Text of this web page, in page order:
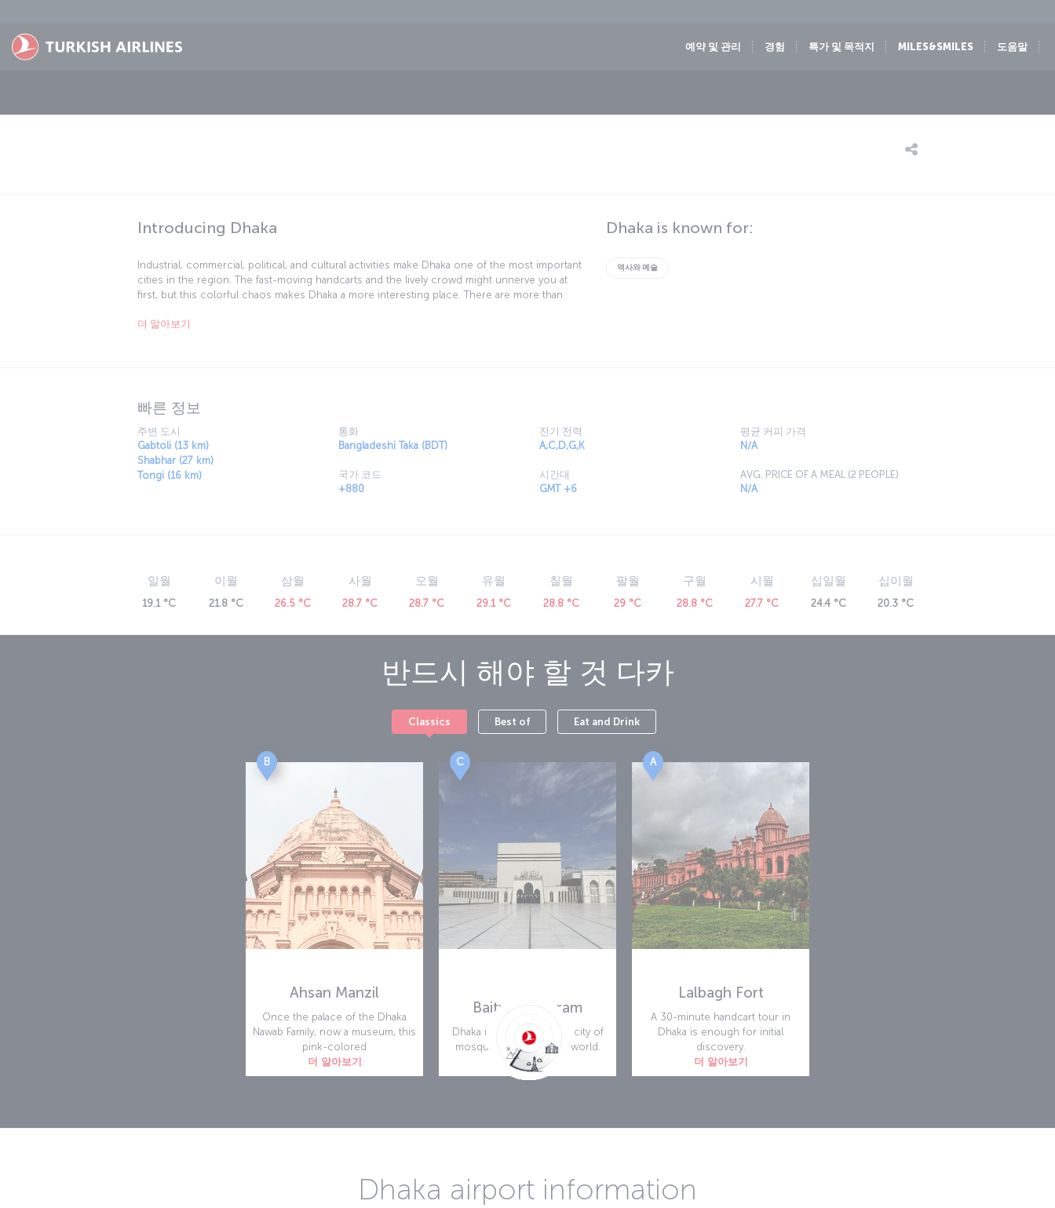
예약 및 관리 경험 특가 및 목적지 MILES&SMILES 도움말
Introducing Dhaka
Industrial, commercial, political, and cultural activities make Dhaka one of the most important
cities in the region. The fast-moving handcarts and the lively crowd might unnerve you at
first, but this colorful chaos makes Dhaka a more interesting place. There are more than
더 알아보기
Dhaka is known for:
역사와 예술
빠른 정보
주변 도시
Gabtoli (13 km)
Shabhar (27 km)
Tongi (16 km)
통화
Bangladeshi Taka (BDT)
국가 코드
+880
전기 전력
A,C,D,G,K
시간대
GMT +6
평균 커피 가격
N/A
AVG. PRICE OF A MEAL (2 PEOPLE)
N/A
일월
19.1 °C
이월
21.8 °C
삼월
26.5 °C
사월
28.7 °C
오월
28.7 °C
유월
29.1 °C
칠월
28.8 °C
팔월
29 °C
구월
28.8 °C
시월
27.7 °C
십일월
24.4 °C
십이월
20.3 °C
반드시 해야 할 것 다카
Classics Best of Eat and Drink
B
Ahsan Manzil
Once the palace of the Dhaka
Nawab Family, now a museum, this
pink-colored
더 알아보기
C
Baitul Mukarram
Dhaka is considered the city of
mosques in the Muslim world.
더 알아보기
A
Lalbagh Fort
A 30-minute handcart tour in
Dhaka is enough for initial
discovery.
더 알아보기
Dhaka airport information